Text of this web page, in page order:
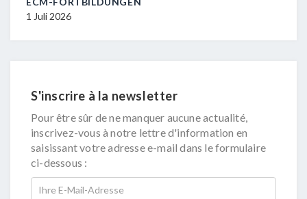
1 Juli 2026
S'inscrire à la newsletter
Pour être sûr de ne manquer aucune actualité,
inscrivez-vous à notre lettre d'information en
saisissant votre adresse e-mail dans le formulaire
ci-dessous :